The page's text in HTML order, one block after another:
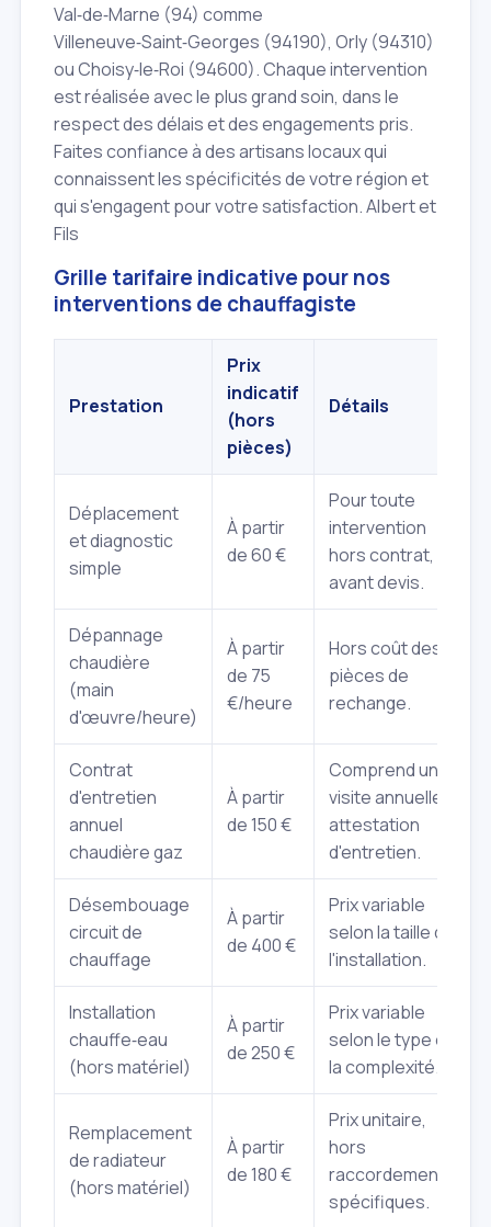
Val‑de‑Marne (94) comme
Villeneuve‑Saint‑Georges (94190), Orly (94310)
ou Choisy‑le‑Roi (94600). Chaque intervention
est réalisée avec le plus grand soin, dans le
respect des délais et des engagements pris.
Faites confiance à des artisans locaux qui
connaissent les spécificités de votre région et
qui s'engagent pour votre satisfaction. Albert et
Fils
Grille tarifaire indicative pour nos
interventions de chauffagiste
Prestation
Prix
indicatif
(hors
pièces)
Détails
Déplacement
et diagnostic
simple
À partir
de 60 €
Pour toute
intervention
hors contrat,
avant devis.
Dépannage
chaudière
(main
d'œuvre/heure)
À partir
de 75
€/heure
Hors coût des
pièces de
rechange.
Contrat
d'entretien
annuel
chaudière gaz
À partir
de 150 €
Comprend une
visite annuelle,
attestation
d'entretien.
Désembouage
circuit de
chauffage
À partir
de 400 €
Prix variable
selon la taille de
l'installation.
Installation
chauffe‑eau
(hors matériel)
À partir
de 250 €
Prix variable
selon le type et
la complexité.
Remplacement
de radiateur
(hors matériel)
À partir
de 180 €
Prix unitaire,
hors
raccordements
spécifiques.